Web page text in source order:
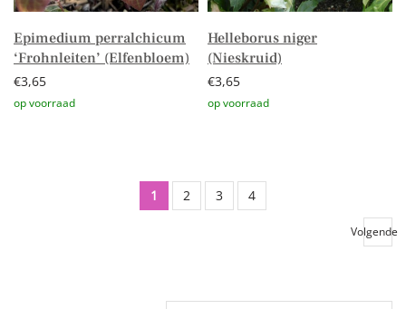
Epimedium perralchicum
‘Frohnleiten’ (Elfenbloem)
€3,65
Helleborus niger
(Nieskruid)
€3,65
1 2 3 4
Volgende